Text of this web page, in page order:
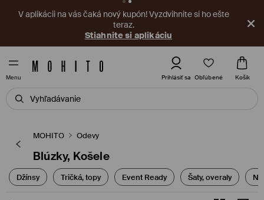
–15% na vybrané produkty. Pri nákupe aspoň 2 vybraných
produktov, v dňoch od 03.08. do 09.08. KÓD: SUMMER15
Pozrite viac
Menu Prihlásiť sa Obľúbené Košík
MOHITO Odevy
Blúzky, Košele
Džínsy Tričká, topy Event Ready Šaty, overaly